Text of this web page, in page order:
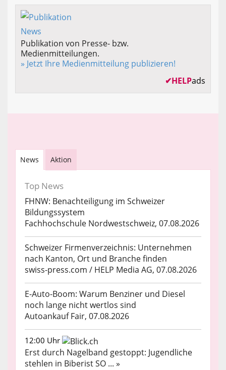
Publikation von Presse- bzw.
Medienmitteilungen.
» Jetzt Ihre Medienmitteilung publizieren!
✔HELPads
News Aktion
Top News
FHNW: Benachteiligung im Schweizer
Bildungssystem
Fachhochschule Nordwestschweiz, 07.08.2026
Schweizer Firmenverzeichnis: Unternehmen
nach Kanton, Ort und Branche finden
swiss-press.com / HELP Media AG, 07.08.2026
E-Auto-Boom: Warum Benziner und Diesel
noch lange nicht wertlos sind
Autoankauf Fair, 07.08.2026
12:00 Uhr
Erst durch Nagelband gestoppt: Jugendliche
stehlen in Biberist SO ... »